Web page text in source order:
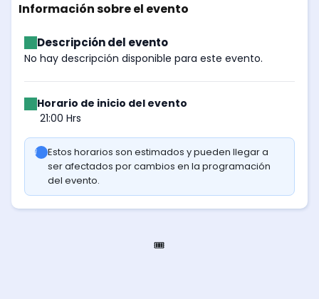
Información sobre el evento
Descripción del evento
No hay descripción disponible para este evento.
Horario de inicio del evento
21:00 Hrs
Estos horarios son estimados y pueden llegar a
ser afectados por cambios en la programación
del evento.
🎟️